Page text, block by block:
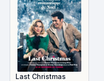
Last Christmas